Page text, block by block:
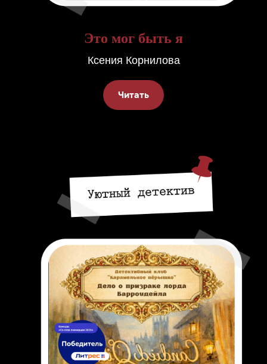
Это мог быть я
Ксения Корнилова
Читать